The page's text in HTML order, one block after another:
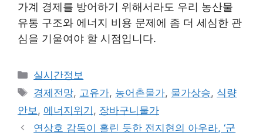
가계 경제를 방어하기 위해서라도 우리 농산물
유통 구조와 에너지 비용 문제에 좀 더 세심한 관
심을 기울여야 할 시점입니다.
Categories
실시간정보
Tags
경제전망, 고유가, 농어촌물가, 물가상승, 식량
안보, 에너지위기 , 장바구니물가
연상호 감독이 홀린 듯한 전지현의 아우라, ‘군